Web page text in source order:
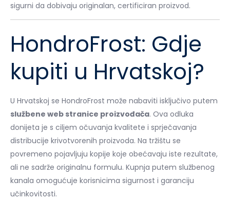
sigurni da dobivaju originalan, certificiran proizvod.
HondroFrost: Gdje
kupiti u Hrvatskoj?
U Hrvatskoj se HondroFrost može nabaviti isključivo putem
službene web stranice proizvođača. Ova odluka
donijeta je s ciljem očuvanja kvalitete i sprječavanja
distribucije krivotvorenih proizvoda. Na tržištu se
povremeno pojavljuju kopije koje obećavaju iste rezultate,
ali ne sadrže originalnu formulu. Kupnja putem službenog
kanala omogućuje korisnicima sigurnost i garanciju
učinkovitosti.